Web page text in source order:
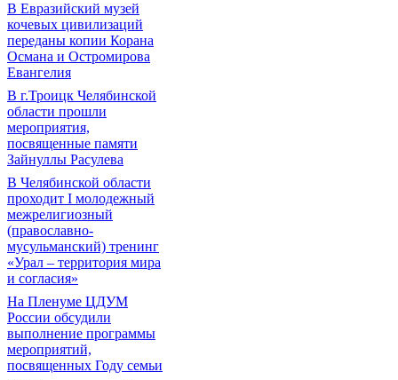
В Евразийский музей
кочевых цивилизаций
переданы копии Корана
Османа и Остромирова
Евангелия
В г.Троицк Челябинской
области прошли
мероприятия,
посвященные памяти
Зайнуллы Расулева
В Челябинской области
проходит I молодежный
межрелигиозный
(православно-
мусульманский) тренинг
«Урал – территория мира
и согласия»
На Пленуме ЦДУМ
России обсудили
выполнение программы
мероприятий,
посвященных Году семьи